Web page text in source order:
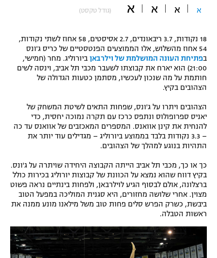
"מחצית בשכונה" – פודקאסט
משתתפים וזוכים בפרסים
תקנון משתתפים וזוכים בפרסים
תקנון עבור פעילות ספורט 1 – "מרלן"
טניס
גיימינג E-Sports
תנאי שימוש
מדיניות פרטיות
תקנון פעילות ספורט 1
רשיון להקרנה פומבית לבית עסק
הצטרפות לחבילת הערוצים
ספורט מוטורי
כדורמים
פוטבול אמריקאי NFL
בייסבול MLB
ספורט אתגרי ואקסטרים
אומנויות לחימה
גיימינג E-Sports
א א א א (גודל טקסט)
18 נקודות, 3.7 ריבאונדים, 2.7 אסיסטים, 58 אחוז לשתי נקודות,
54 אחוז מהשלוש, אלו הממוצעים הפנטסטיים של כריס ג'ונס
בפתיחת העונה המושלמת של וילרבאן ביורוליג. מחר (חמישי,
21:00) הוא יארח את קבוצתו לשעבר מכבי תל אביב, וינסה לשים
חותמת על מה שנכון לעכשיו, מסתמן כטעות הגדולה של
הצהובים בקיץ.
הצהובים ויתרו על ג'ונס, שפחות התאים לשיטת המשחק של
יאניס ספרופולוס ונתפס כרכז עם תקרה נמוכה יחסית, כדי
להנחית את קינן אוואנס. המספרים המאכזבים של אוואנס עד כה
– 3.3 נקודות בלבד בממוצע ביורוליג – מגדילים עוד יותר את
התהיות בנוגע למהלך של הצהובים.
כך או כך, מכבי תל אביב הייתה הקבוצה היחידה שויתרה על ג'ונס.
בקיץ דווח שהוא נמצא על הכוונת של קבוצות יורוליג בכירות כולל
ברצלונה, אולם לבסוף הגיע לוילרבאן, ולפחות בינתיים נראה פשוט
מצוין. אחרי שלושה מחזורים, היא סגנית המוליכה במפעל הטוב
ביבשת, כשרק הפרש סלים פחות טוב משל מילאנו מונע ממנה את
ראשות הטבלה.